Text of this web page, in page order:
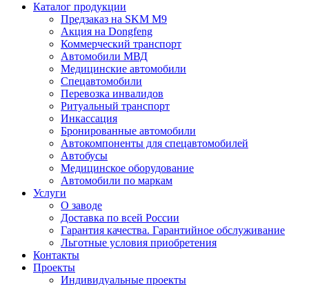
Каталог продукции
Предзаказ на SKM M9
Акция на Dongfeng
Коммерческий транспорт
Автомобили МВД
Медицинские автомобили
Спецавтомобили
Перевозка инвалидов
Ритуальный транспорт
Инкассация
Бронированные автомобили
Автокомпоненты для спецавтомобилей
Автобусы
Медицинское оборудование
Автомобили по маркам
Услуги
О заводе
Доставка по всей России
Гарантия качества. Гарантийное обслуживание
Льготные условия приобретения
Контакты
Проекты
Индивидуальные проекты